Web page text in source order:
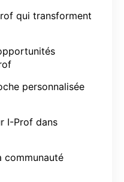
qui transforment
personnalisée
I-Prof dans
communauté